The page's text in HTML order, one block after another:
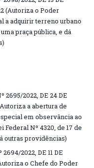
(Autoriza o Poder
a adquirir terreno urbano
praça pública, e dá
2695/2022, DE 24 DE
a abertura de
em observância ao
Federal Nº 4320, de 17 de
outras providências)
2022, DE 11 DE
o Chefe do Poder